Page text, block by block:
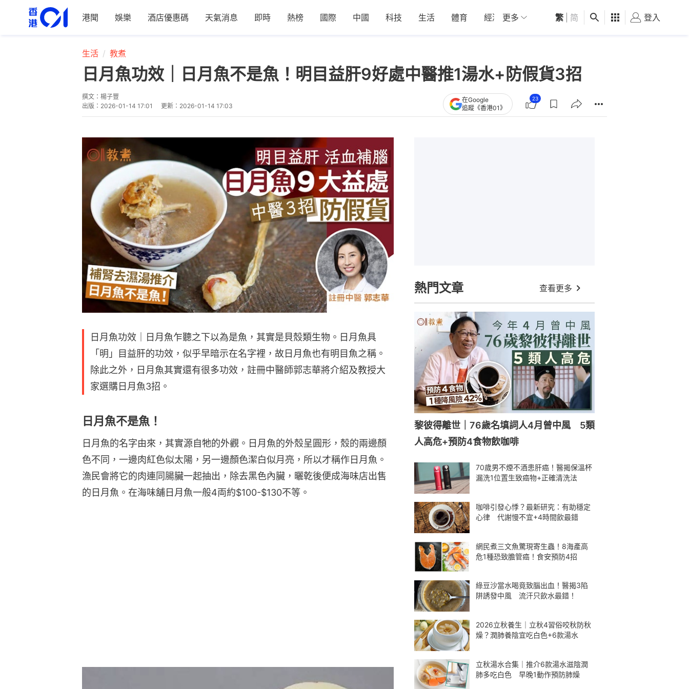
港聞 娛樂 酒店優惠碼 天氣消息 即時 熱榜 國際 中國 科技 生活 體育 經濟 01深圳 觀點 健康 好食玩飛
更多 繁 简 登入
生活 教煮
日月魚功效｜日月魚不是魚！明目益肝9好處中醫推1湯水+防假貨3招
撰文： 楊子豐
出版： 2026-01-14 17:01 更新： 2026-01-14 17:03
在Google
追蹤《香港01》
23
日月魚功效｜日月魚乍聽之下以為是魚，其實是貝殼類生物。日月魚具
「明」目益肝的功效，似乎早暗示在名字裡，故日月魚也有明目魚之稱。
除此之外，日月魚其實還有很多功效，註冊中醫師郭志華將介紹及教授大
家選購日月魚3招。
日月魚不是魚！
日月魚的名字由來，其實源自牠的外觀。日月魚的外殼呈圓形，殼的兩邊顏
色不同，一邊肉紅色似太陽，另一邊顏色潔白似月亮，所以才稱作日月魚。
漁民會將它的肉連同腸臟一起抽出，除去黑色內臟，曬乾後便成海味店出售
的日月魚。在海味舖日月魚一般4両約$100-$130不等。
熱門文章 查看更多
黎彼得離世｜76歲名填詞人4月曾中風 5類
人高危+預防4食物飲咖啡
70歲男不煙不酒患肝癌！醫揭保溫杯
漏洗1位置生致癌物+正確清洗法
咖啡引發心悸？最新研究：有助穩定
心律 代謝慢不宜+4時間飲最錯
網民煮三文魚驚現寄生蟲！8海產高
危1種恐致膽管癌！食安預防4招
綠豆沙當水喝竟致腦出血！醫揭3陷
阱誘發中風 流汗只飲水最錯！
2026立秋養生｜立秋4習俗咬秋防秋
燥？潤肺養陰宜吃白色+6款湯水
立秋湯水合集｜推介6款湯水滋陰潤
肺多吃白色 早晚1動作預防肺燥